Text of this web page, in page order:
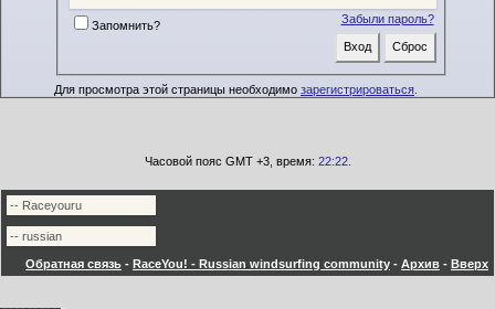
Забыли пароль?
Запомнить?
Для просмотра этой страницы необходимо зарегистрироваться
Часовой пояс GMT +3, время: 22:22.
Обратная связь - RaceYou! - Russian windsurfing community - Архив - Вверх